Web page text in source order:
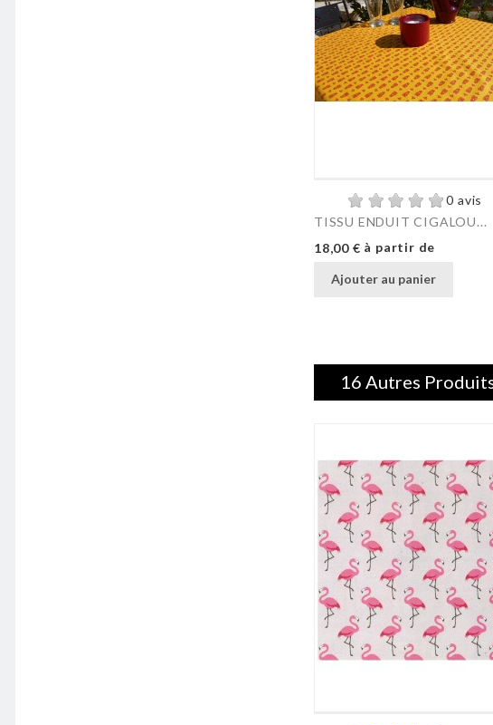
0 avis
TISSU ENDUIT CIGALOU...
Prix
18,00 € à partir de
Ajouter au panier
16 Autres